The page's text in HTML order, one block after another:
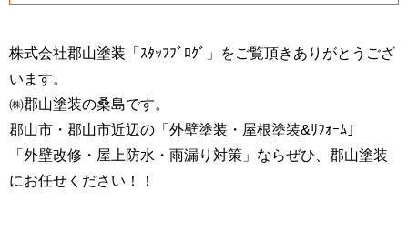
株式会社郡山塗装「ｽﾀｯﾌﾌﾞﾛｸﾞ」をご覧頂きありがとうござ
います。
㈱郡山塗装の桑島です。
郡山市・郡山市近辺の「外壁塗装・屋根塗装&ﾘﾌｫｰﾑ」
「外壁改修・屋上防水・雨漏り対策」ならぜひ、郡山塗装
にお任せください！！